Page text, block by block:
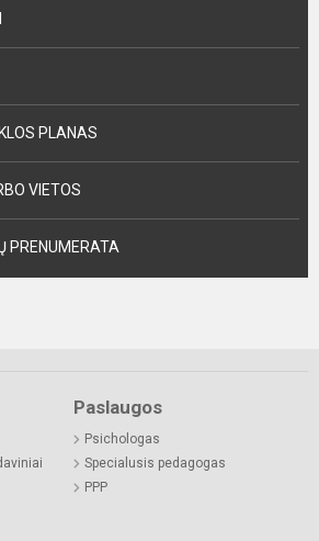
PLANAS
VIETOS
PRENUMERATA
Paslaugos
Psichologas
Specialusis pedagogas
PPP